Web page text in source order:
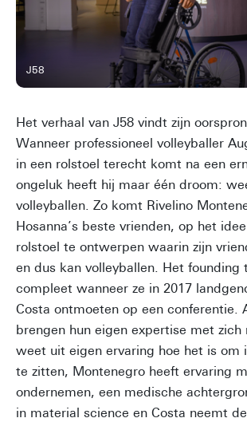
J58
Het verhaal van J58 vindt zijn
Wanneer professioneel volleyballer
in een rolstoel terecht komt na een
ongeluk heeft hij maar één droom:
volleyballen. Zo komt Rivelino
Hosanna’s beste vrienden, op het
rolstoel te ontwerpen waarin zijn
en dus kan volleyballen. Het founding
compleet wanneer ze in 2017
Costa ontmoeten op een conferentie.
brengen hun eigen expertise met zich
weet uit eigen ervaring hoe het is om
te zitten, Montenegro heeft ervaring
ondernemen, een medische
in material science en Costa neemt